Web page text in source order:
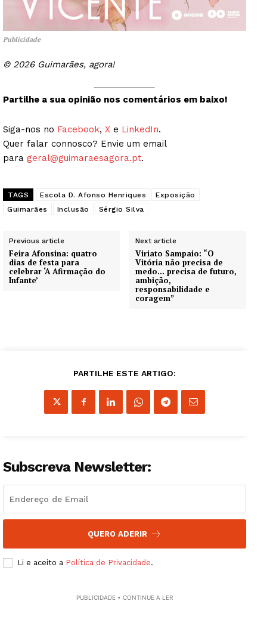
Publicidade
© 2026 Guimarães, agora!
Partilhe a sua opinião nos comentários em baixo!
Siga-nos no Facebook, X e LinkedIn.
Quer falar connosco? Envie um email
para geral@guimaraesagora.pt.
TAGS Escola D. Afonso Henriques
Exposição
Guimarães
Inclusão Sérgio Silva
Previous article
Feira Afonsina: quatro
dias de festa para
celebrar ‘A Afirmação do
Infante’
Next article
Viriato Sampaio: “O
Vitória não precisa de
medo… precisa de futuro,
ambição,
responsabilidade e
coragem”
PARTILHE ESTE ARTIGO:
Subscreva Newsletter:
QUERO ADERIR
Li e aceito a Política de Privacidade.
PUBLICIDADE • CONTINUE A LER